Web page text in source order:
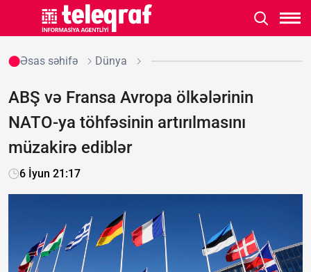
Əsas səhifə Dünya
ABŞ və Fransa Avropa ölkələrinin
NATO-ya töhfəsinin artırılmasını
müzakirə ediblər
6 İyun 21:17